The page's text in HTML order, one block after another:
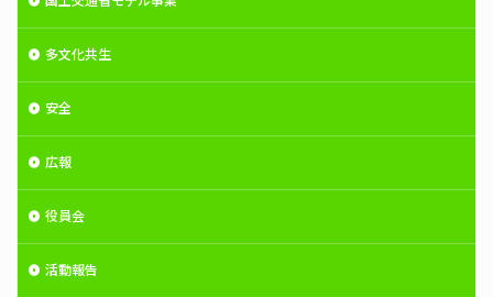
多文化共生
安全
広報
役員会
活動報告